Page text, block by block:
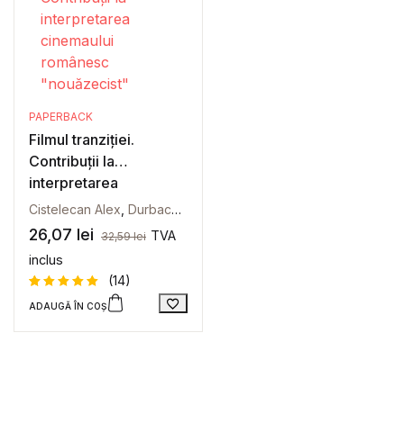
PAPERBACK
Filmul tranziției.
Contribuții la
interpretarea
cinemaului românesc
“nouăzecist”
Cistelecan Alex Durbacă Raluca
26,07 lei 32,59lei TVA
inclus
Evaluat la
pe baza a
14
(14)
ADAUGĂ ÎN COȘ